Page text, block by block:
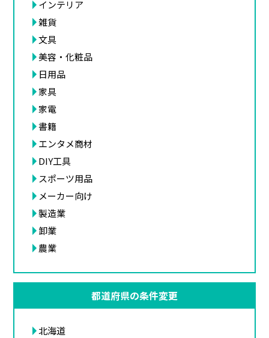
インテリア
雑貨
文具
美容・化粧品
日用品
家具
家電
書籍
エンタメ商材
DIY工具
スポーツ用品
メーカー向け
製造業
卸業
農業
都道府県の条件変更
北海道